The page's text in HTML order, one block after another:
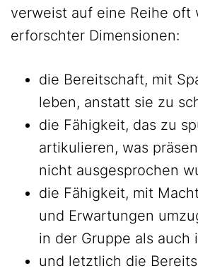
verweist auf eine Reihe oft
erforschter Dimensionen:
die Bereitschaft, mit
leben, anstatt sie zu
die Fähigkeit, das zu
artikulieren, was
nicht ausgesprochen
die Fähigkeit, mit
und Erwartungen
in der Gruppe als auch
und letztlich die